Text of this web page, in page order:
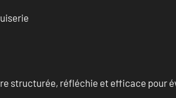
structurée, réfléchie et efficace pour